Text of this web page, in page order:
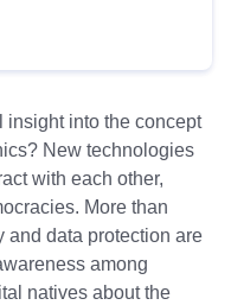
into the concept
New technologies
with each other,
More than
and data protection are
among
natives about the